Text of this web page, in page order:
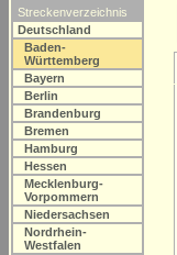
Streckenverzeichnis
Deutschland
Baden-
Württemberg
Bayern
Berlin
Brandenburg
Bremen
Hamburg
Hessen
Mecklenburg-
Vorpommern
Niedersachsen
Nordrhein-
Westfalen